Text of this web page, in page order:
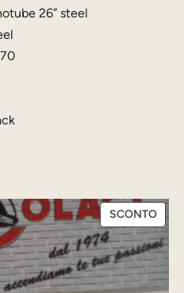
:
2
,
€
.
26” steel
SCONTO
IN